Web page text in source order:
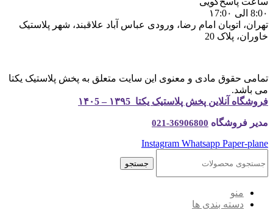
8:0۰ الی ۱7:0۰
تهران، اتوبان امام رضا، ورودی عباس آباد علاقبند، شهر پلاستیک
خاوران، پلاک 20
تمامی حقوق مادی و معنوی این سایت متعلق به پخش پلاستیک یکتا
می باشد.
فروشگاه آنلاین پخش پلاستیک یکتا ۱۳۹5 – ۱۴۰5
مدیر فروشگاه 36906800-021
Instagram Whatsapp Paper-plane
جستجو
منو
دسته بندی ها